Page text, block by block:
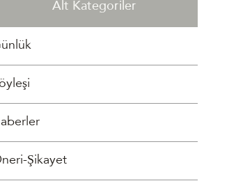
Alt Kategoriler
Şikayet